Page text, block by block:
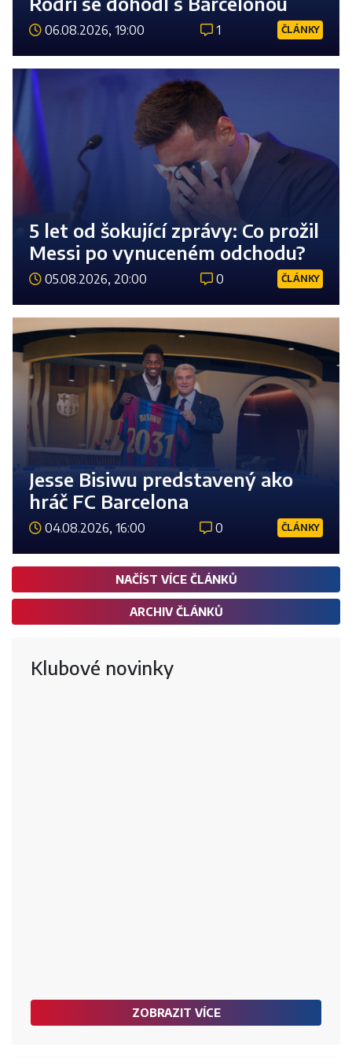
06.08.2026, 19:00 1 ČLÁNKY
5 let od šokující zprávy: Co prožil
Messi po vynuceném odchodu?
05.08.2026, 20:00 0 ČLÁNKY
Jesse Bisiwu predstavený ako
hráč FC Barcelona
04.08.2026, 16:00 0 ČLÁNKY
NAČÍST VÍCE ČLÁNKŮ
ARCHIV ČLÁNKŮ
Klubové novinky
ZOBRAZIT VÍCE